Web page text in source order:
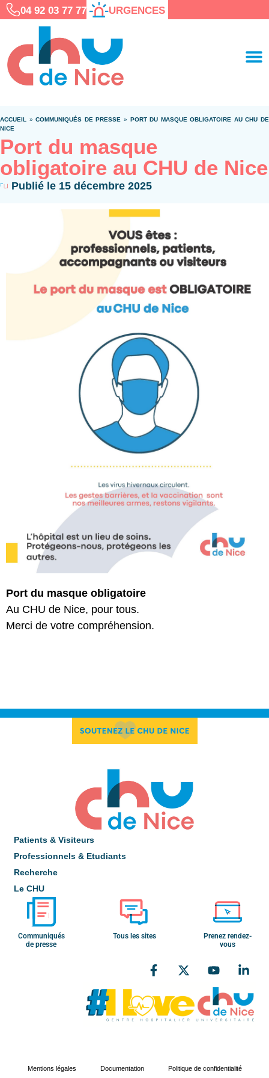
04 92 03 77 77 URGENCES
ACCUEIL »COMMUNIQUÉS DE PRESSE » PORT DU MASQUE OBLIGATOIRE AU CHU DE
NICE
Port du masque
obligatoire au CHU de Nice
Publié le 15 décembre 2025
Port du masque obligatoire
Au CHU de Nice, pour tous.
Merci de votre compréhension.
Patients & Visiteurs
Professionnels & Etudiants
Recherche
Le CHU
Communiqués
de presse
Tous les sites
Prenez rendez-
vous
Mentions légales Documentation Politique de confidentialité